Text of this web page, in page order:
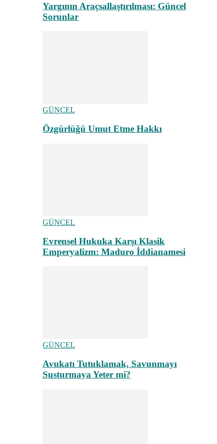
Yargının Araçsallaştırılması: Güncel
Sorunlar
GÜNCEL
Özgürlüğü Umut Etme Hakkı
GÜNCEL
Evrensel Hukuka Karşı Klasik
Emperyalizm: Maduro İddianamesi
GÜNCEL
Avukatı Tutuklamak, Savunmayı
Susturmaya Yeter mi?